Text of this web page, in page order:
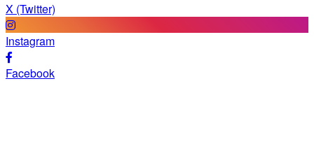
X (Twitter)
Instagram
Facebook